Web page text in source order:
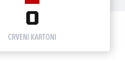
0
CRVENI KARTONI